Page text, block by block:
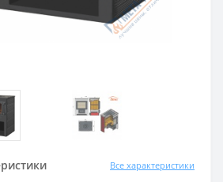
Все характеристики